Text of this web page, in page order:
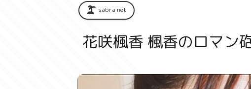
sabra net
花咲楓香 楓香のロマン